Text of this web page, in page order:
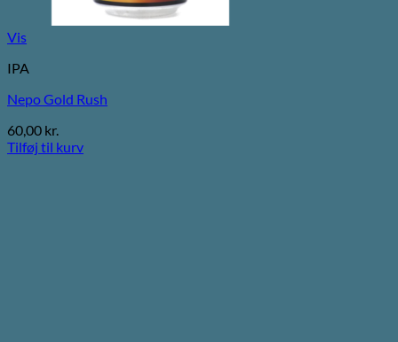
Vis
IPA
Nepo Gold Rush
60,00 kr.
Tilføj til kurv